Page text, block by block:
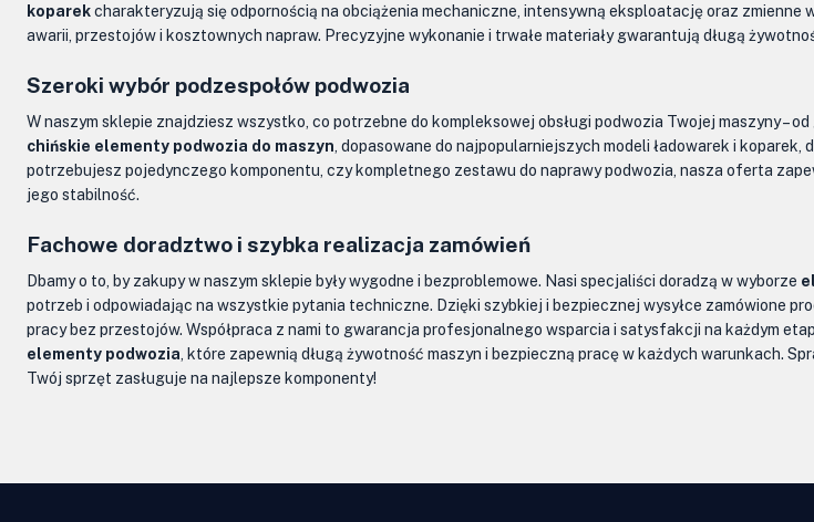
koparekcharakteryzują się odpornością na obciążenia mechaniczne, intensywną eksploatację oraz
awarii, przestojów i kosztownych napraw. Precyzyjne wykonanie i trwałe materiały gwarantują długą
Szeroki wybór podzespołów podwozia
W naszym sklepie znajdziesz wszystko, co potrzebne do kompleksowej obsługi podwozia Twojej maszyny –
chińskie elementy podwozia do maszyn , dopasowane do najpopularniejszych modeli ładowarek i
potrzebujesz pojedynczego komponentu, czy kompletnego zestawu do naprawy podwozia, nasza oferta
jego stabilność.
Fachowe doradztwo i szybka realizacja zamówień
Dbamy o to, by zakupy w naszym sklepie były wygodne i bezproblemowe. Nasi specjaliści doradzą w wyborze
potrzeb i odpowiadając na wszystkie pytania techniczne. Dzięki szybkiej i bezpiecznej wysyłce zamówione
pracy bez przestojów. Współpraca z nami to gwarancja profesjonalnego wsparcia i satysfakcji na każdym
elementy podwozia , które zapewnią długą żywotność maszyn i bezpieczną pracę w każdych warunkach.
Twój sprzęt zasługuje na najlepsze komponenty!